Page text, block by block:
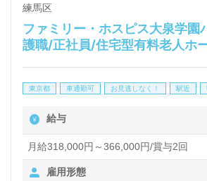
◎誰かのお役に立つ仕事×はたらく
『これからのキャリアが楽しみにな
いてみませんか◎
介護職を目指される方も幅広く募集
者様との距離感が近く、毎日の仕事
ました』等のお声も届く事業所様で
境、それぞれの成長に沿った資格支
練馬区
ファミリー・ホスピス大泉学園
護職/正社員/住宅型有料老人ホ
東京都 車通勤可 お見逃しなく！ 駅近
給与
月給318,000円～366,000円/賞与2回
雇用形態